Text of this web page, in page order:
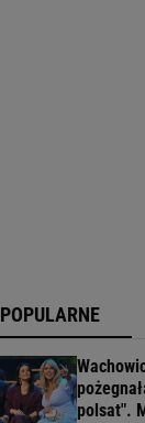
POPULARNE
polsat".